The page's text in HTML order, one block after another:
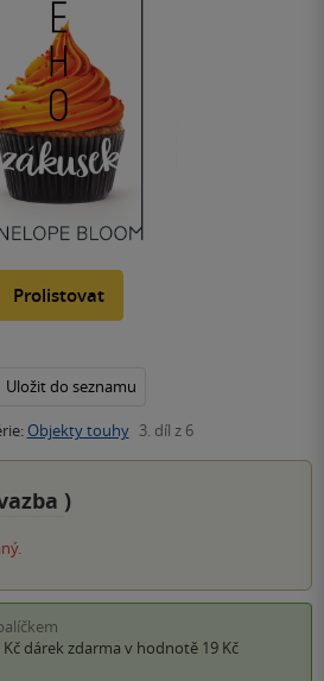
Prolistovat
Uložit do seznamu
Objekty touhy 3. díl z 6
)
dárek zdarma v hodnotě 19 Kč